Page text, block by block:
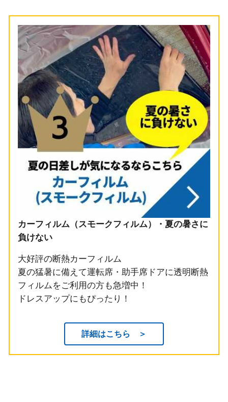
カーフィルム（スモークフィルム）・夏の暑さに
負けない
大好評の断熱カーフィルム
夏の猛暑に備えて運転席・助手席ドアに透明断熱
フィルムをご利用の方も急増中！
ドレスアップにもぴったり！
詳細はこちら ＞